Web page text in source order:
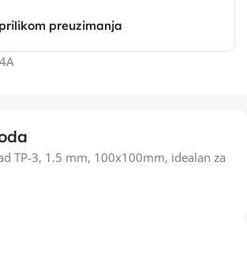
preuzimanja
TP-3, 1.5 mm, 100x100mm, idealan za